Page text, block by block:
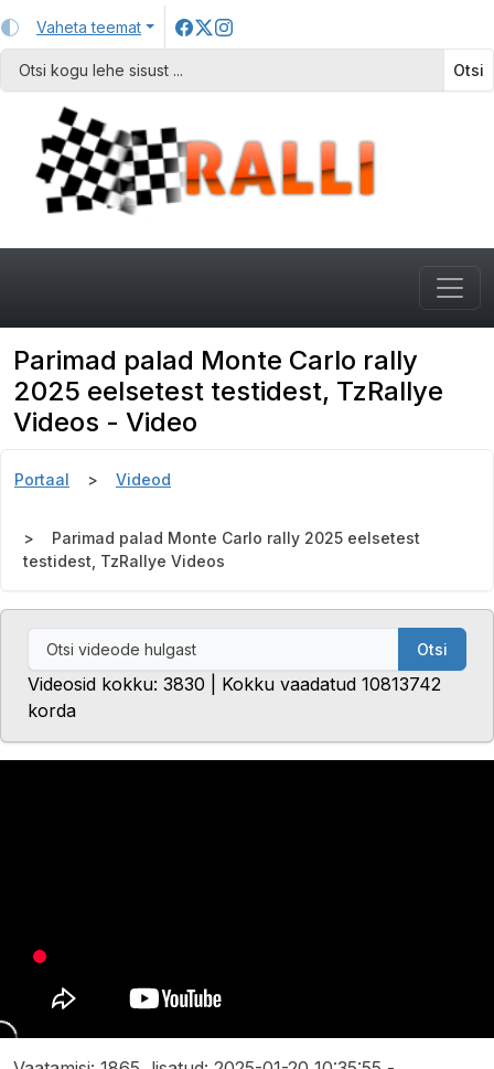
Vaheta teemat
Otsi
Parimad palad Monte Carlo rally
2025 eelsetest testidest, TzRallye
Videos - Video
Portaal Videod
Parimad palad Monte Carlo rally 2025 eelsetest
testidest, TzRallye Videos
Otsi
Videosid kokku: 3830 | Kokku vaadatud 10813742
korda